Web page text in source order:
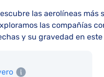
las aerolíneas más
las compañías
y su gravedad en